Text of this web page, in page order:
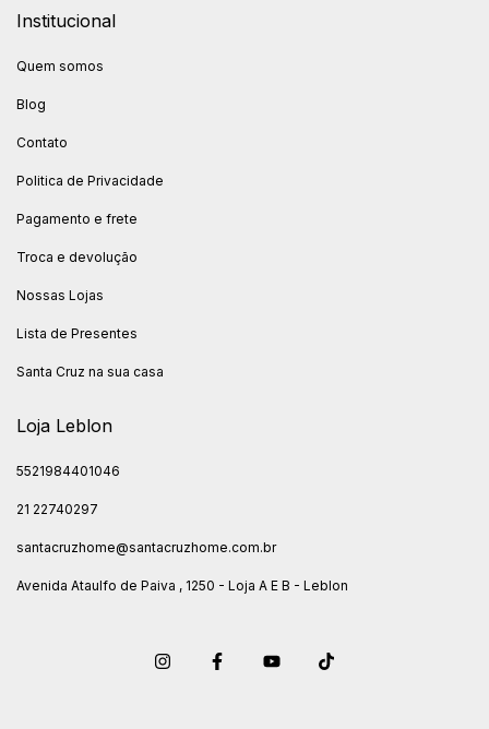
Institucional
Quem somos
Blog
Contato
Politica de Privacidade
Pagamento e frete
Troca e devolução
Nossas Lojas
Lista de Presentes
Santa Cruz na sua casa
Loja Leblon
5521984401046
21 22740297
santacruzhome@santacruzhome.com.br
Avenida Ataulfo de Paiva , 1250 - Loja A E B - Leblon